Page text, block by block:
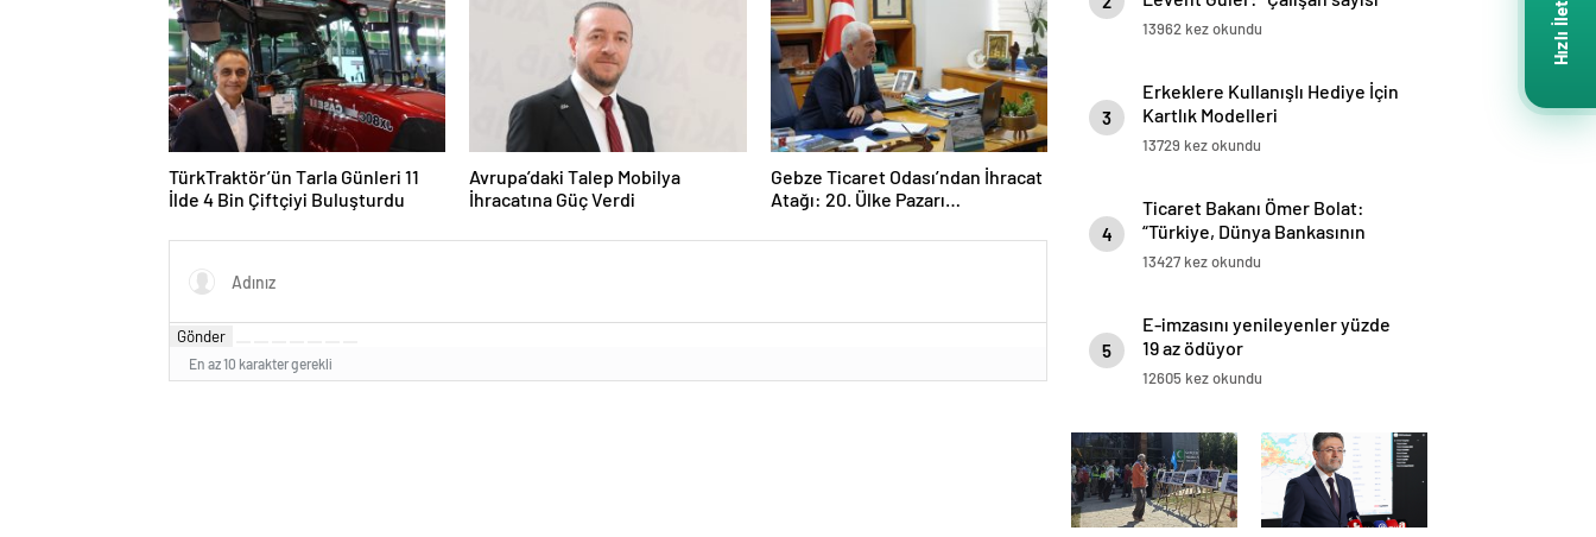
TürkTraktör’ün Tarla Günleri 11
İlde 4 Bin Çiftçiyi Buluşturdu
Avrupa’daki Talep Mobilya
İhracatına Güç Verdi
Gebze Ticaret Odası’ndan İhracat
Atağı: 20. Ülke Pazarı
Yatırıldı
Gönder
En az 10 karakter gerekli
olarak Türkiye’nin en büyük 9.
13962 kez okundu
3
Erkeklere Kullanışlı Hediye İçin
Kartlık Modelleri
13729 kez okundu
4
Ticaret Bakanı Ömer Bolat:
“Türkiye, Dünya Bankasının
tanımlarına göre üst gelirli
13427 kez okundu
5
E-imzasını yenileyenler yüzde
19 az ödüyor
12605 kez okundu